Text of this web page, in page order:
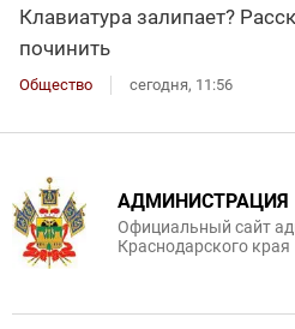
Клавиатура залипает?
починить
Общество сегодня, 11:56
АДМИНИСТРАЦИЯ
Официальный сайт
Краснодарского края